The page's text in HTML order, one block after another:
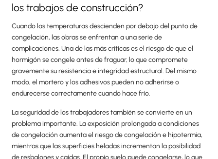
los trabajos de construcción?
Cuando las temperaturas descienden por debajo del punto de
congelación, las obras se enfrentan a una serie de
complicaciones. Una de las más críticas es el riesgo de que el
hormigón se congele antes de fraguar, lo que compromete
gravemente su resistencia e integridad estructural. Del mismo
modo, el mortero y los adhesivos pueden no adherirse o
endurecerse correctamente cuando hace frío.
La seguridad de los trabajadores también se convierte en un
problema importante. La exposición prolongada a condiciones
de congelación aumenta el riesgo de congelación e hipotermia,
mientras que las superficies heladas incrementan la posibilidad
de resbalones y caídas. El propio suelo puede congelarse, lo que